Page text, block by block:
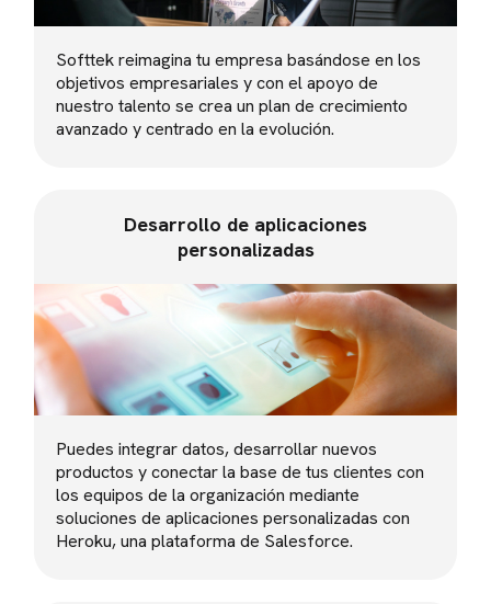
Softtek reimagina tu empresa basándose en los
objetivos empresariales y con el apoyo de
nuestro talento se crea un plan de crecimiento
avanzado y centrado en la evolución.
Desarrollo de aplicaciones
personalizadas
Puedes integrar datos, desarrollar nuevos
productos y conectar la base de tus clientes con
los equipos de la organización mediante
soluciones de aplicaciones personalizadas con
Heroku, una plataforma de Salesforce.